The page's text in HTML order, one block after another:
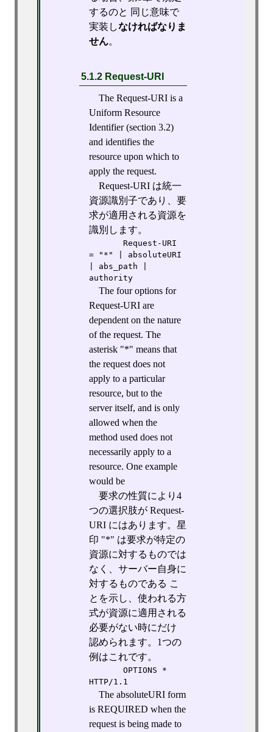
するのと 同じ意味で
実装しなければなりま
せん。
5.1.2 Request-URI
The Request-URI is a
Uniform Resource
Identifier (section 3.2)
and identifies the
resource upon which to
apply the request.
Request-URI は統一
資源識別子であり、要
求が適用される資源を
識別します。
       Request-URI
= "*" | absoluteURI
| abs_path |
authority
The four options for
Request-URI are
dependent on the nature
of the request. The
asterisk "*" means that
the request does not
apply to a particular
resource, but to the
server itself, and is only
allowed when the
method used does not
necessarily apply to a
resource. One example
would be
要求の性質により4
つの選択肢が Request-
URI にはあります。星
印 "*" は要求が特定の
資源に対するものでは
なく、サーバー自身に
対するものである こ
とを示し、使われる方
式が資源に適用される
必要がない時にだけ
認められます。1つの
例はこれです。
       OPTIONS *
HTTP/1.1
The absoluteURI form
is REQUIRED when the
request is being made to